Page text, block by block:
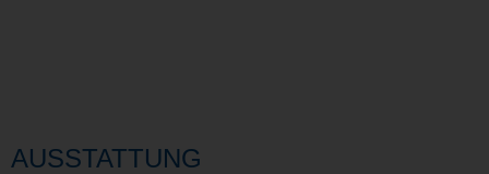
AUSSTATTUNG